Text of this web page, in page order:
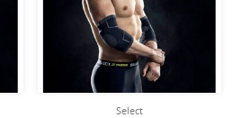
Select